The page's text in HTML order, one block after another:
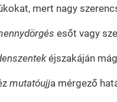
mert nagy
esőt vagy
éjszakáján
mutatóujja mérgező